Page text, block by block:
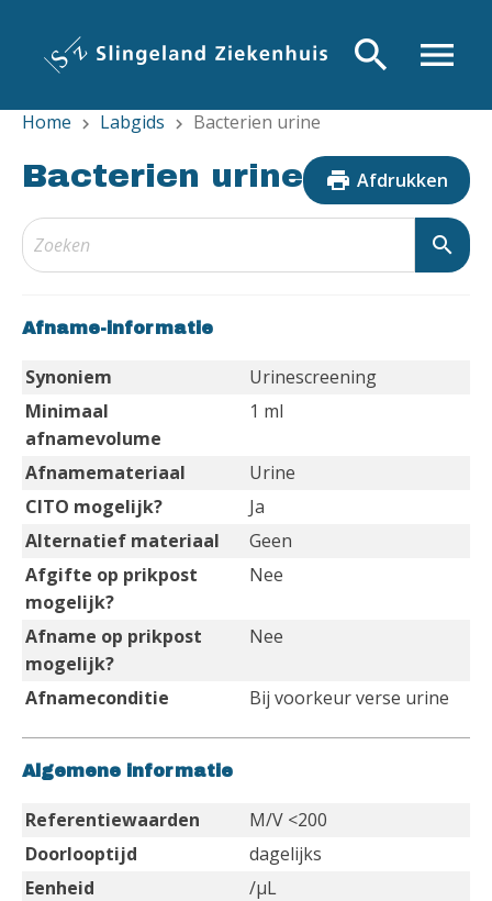
inhoud
menu
search
Home chevron_right Labgids chevron_right Bacterien urine
Bacterien urine print Afdrukken
search
Afname-informatie
Synoniem
Urinescreening
Minimaal
afnamevolume
1 ml
Afnamemateriaal
Urine
CITO mogelijk?
Ja
Alternatief materiaal
Geen
Afgifte op prikpost
mogelijk?
Nee
Afname op prikpost
mogelijk?
Nee
Afnameconditie Bij voorkeur verse urine
Algemene informatie
Referentiewaarden
M/V <200
Doorlooptijd
dagelijks
Eenheid
/µL